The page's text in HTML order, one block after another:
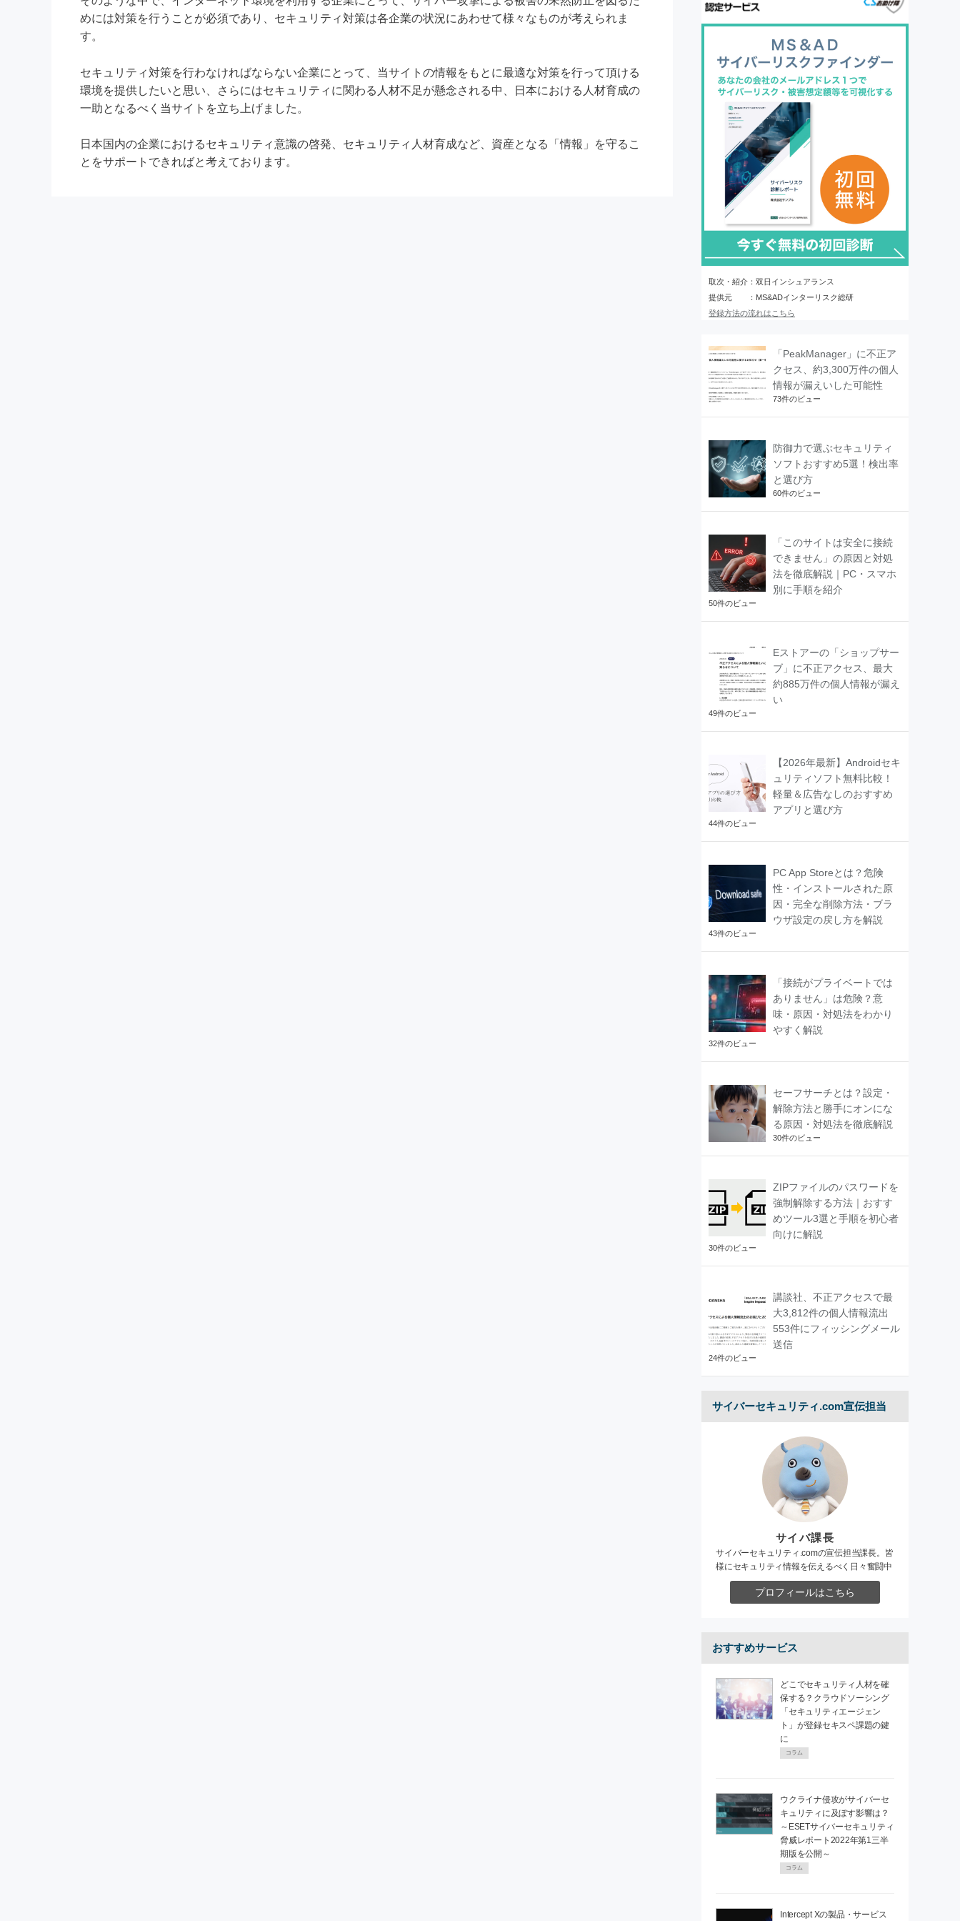
めには対策を行うことが必須であり、セキュリティ対策は各企業の状況にあわせて様々なものが考えられま
す。
セキュリティ対策を行わなければならない企業にとって、当サイトの情報をもとに最適な対策を行って頂ける
環境を提供したいと思い、さらにはセキュリティに関わる人材不足が懸念される中、日本における人材育成の
一助となるべく当サイトを立ち上げました。
日本国内の企業におけるセキュリティ意識の啓発、セキュリティ人材育成など、資産となる「情報」を守るこ
とをサポートできればと考えております。
取次・紹介：双日インシュアランス
提供元 ：MS&ADインターリスク総研
登録方法の流れはこちら
「PeakManager」に不正ア
クセス、約3,300万件の個人
情報が漏えいした可能性
73件のビュー
防御力で選ぶセキュリティ
ソフトおすすめ5選！検出率
と選び方
60件のビュー
「このサイトは安全に接続
できません」の原因と対処
法を徹底解説｜PC・スマホ
別に手順を紹介
50件のビュー
Eストアーの「ショップサー
ブ」に不正アクセス、最大
約885万件の個人情報が漏え
い
49件のビュー
【2026年最新】Androidセキ
ュリティソフト無料比較！
軽量＆広告なしのおすすめ
アプリと選び方
44件のビュー
PC App Storeとは？危険
性・インストールされた原
因・完全な削除方法・ブラ
ウザ設定の戻し方を解説
43件のビュー
「接続がプライベートでは
ありません」は危険？意
味・原因・対処法をわかり
やすく解説
32件のビュー
セーフサーチとは？設定・
解除方法と勝手にオンにな
る原因・対処法を徹底解説
30件のビュー
ZIPファイルのパスワードを
強制解除する方法｜おすす
めツール3選と手順を初心者
向けに解説
30件のビュー
講談社、不正アクセスで最
大3,812件の個人情報流出
553件にフィッシングメール
送信
24件のビュー
サイバーセキュリティ.com宣伝担当
サイバ課長
サイバーセキュリティ.comの宣伝担当課長。皆
様にセキュリティ情報を伝えるべく日々奮闘中
プロフィールはこちら
おすすめサービス
どこでセキュリティ人材を確
保する？クラウドソーシング
「セキュリティエージェン
ト」が登録セキスペ課題の鍵
に
コラム
ウクライナ侵攻がサイバーセ
キュリティに及ぼす影響は？
～ESETサイバーセキュリティ
脅威レポート2022年第1三半
期版を公開～
コラム
Intercept Xの製品・サービス